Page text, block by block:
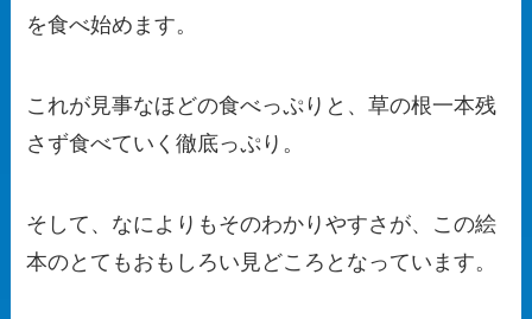
を食べ始めます。
これが見事なほどの食べっぷりと、草の根一本残
さず食べていく徹底っぷり。
そして、なによりもそのわかりやすさが、この絵
本のとてもおもしろい見どころとなっています。